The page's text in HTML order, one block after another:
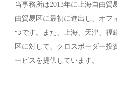
当事務所は2013年に上海自由貿
由貿易区に最初に進出し、オフ
つです。また、上海、天津、福
区に対して、クロスボーダー投
ービスを提供しています。